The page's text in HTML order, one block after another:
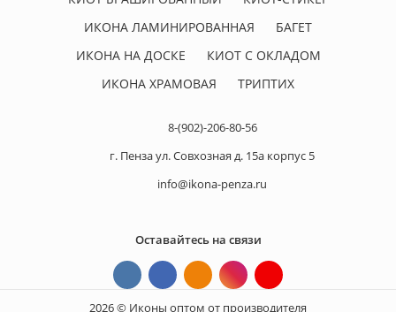
ИКОНА ЛАМИНИРОВАННАЯ
БАГЕТ
ИКОНА НА ДОСКЕ
КИОТ С ОКЛАДОМ
ИКОНА ХРАМОВАЯ
ТРИПТИХ
8-(902)-206-80-56
г. Пенза ул. Совхозная д. 15а корпус 5
info@ikona-penza.ru
Оставайтесь на связи
2026 © Иконы оптом от производителя